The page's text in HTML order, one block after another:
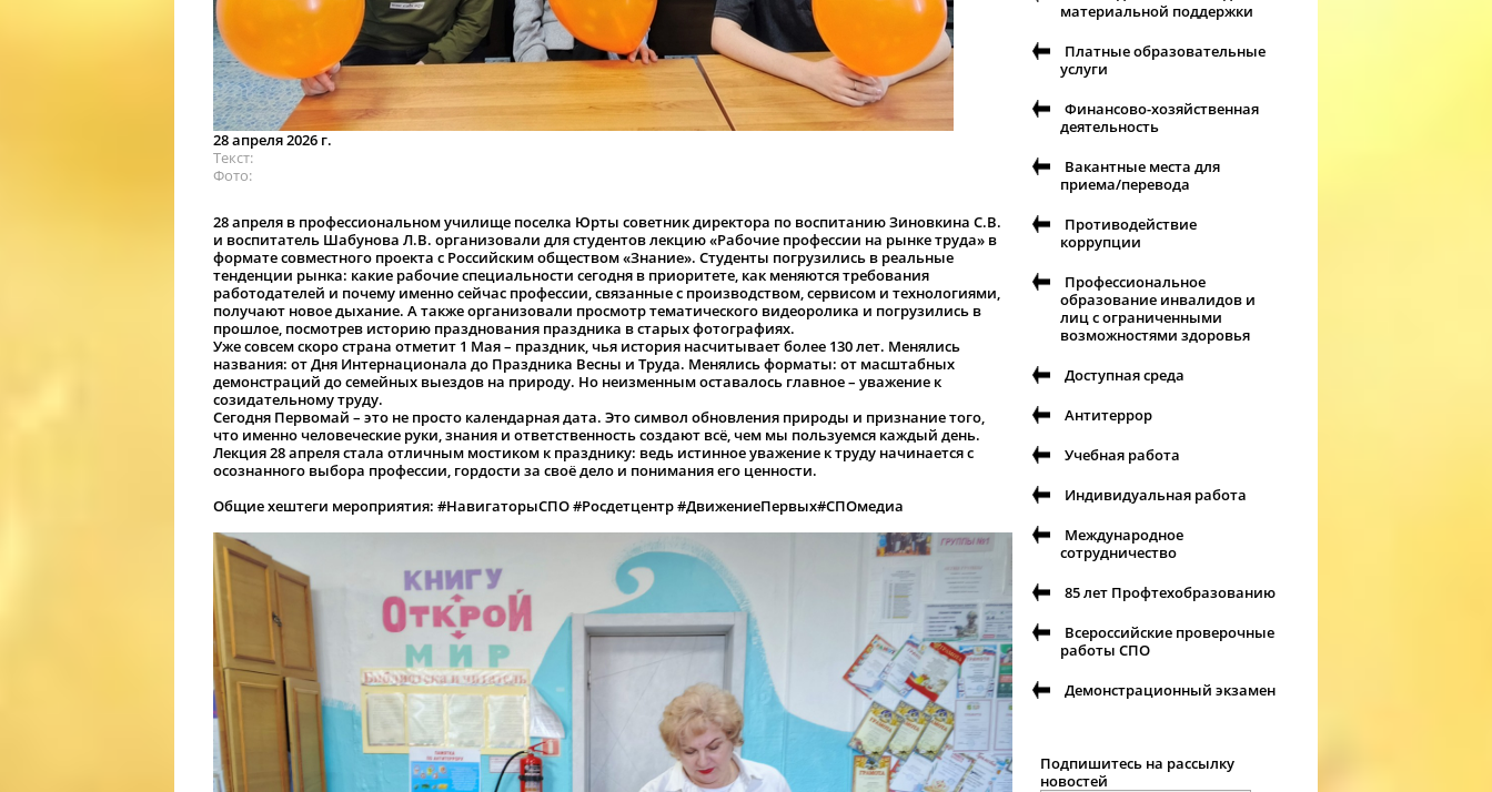
28 апреля 2026 г.
Текст
Фото
28 апреля в профессиональном училище поселка Юрты советник директора по воспитанию Зиновкина С.В.
и воспитатель Шабунова Л.В. организовали для студентов лекцию «Рабочие профессии на рынке труда» в
формате совместного проекта с Российским обществом «Знание». Студенты погрузились в реальные
тенденции рынка: какие рабочие специальности сегодня в приоритете, как меняются требования
работодателей и почему именно сейчас профессии, связанные с производством, сервисом и технологиями,
получают новое дыхание. А также организовали просмотр тематического видеоролика и погрузились в
прошлое, посмотрев историю празднования праздника в старых фотографиях.
Уже совсем скоро страна отметит 1 Мая – праздник, чья история насчитывает более 130 лет. Менялись
названия: от Дня Интернационала до Праздника Весны и Труда. Менялись форматы: от масштабных
демонстраций до семейных выездов на природу. Но неизменным оставалось главное – уважение к
созидательному труду.
Сегодня Первомай – это не просто календарная дата. Это символ обновления природы и признание того,
что именно человеческие руки, знания и ответственность создают всё, чем мы пользуемся каждый день.
Лекция 28 апреля стала отличным мостиком к празднику: ведь истинное уважение к труду начинается с
осознанного выбора профессии, гордости за своё дело и понимания его ценности.
Общие хештеги мероприятия: #НавигаторыСПО #Росдетцентр #ДвижениеПервых#СПОмедиа
материальной поддержки
Платные образовательные
услуги
Финансово-хозяйственная
деятельность
Вакантные места для
приема/перевода
Противодействие
коррупции
Профессиональное
образование инвалидов и
лиц с ограниченными
возможностями здоровья
Доступная среда
Антитеррор
Учебная работа
Индивидуальная работа
Международное
сотрудничество
85 лет Профтехобразованию
Всероссийские проверочные
работы СПО
Демонстрационный экзамен
Подпишитесь на рассылку
новостей